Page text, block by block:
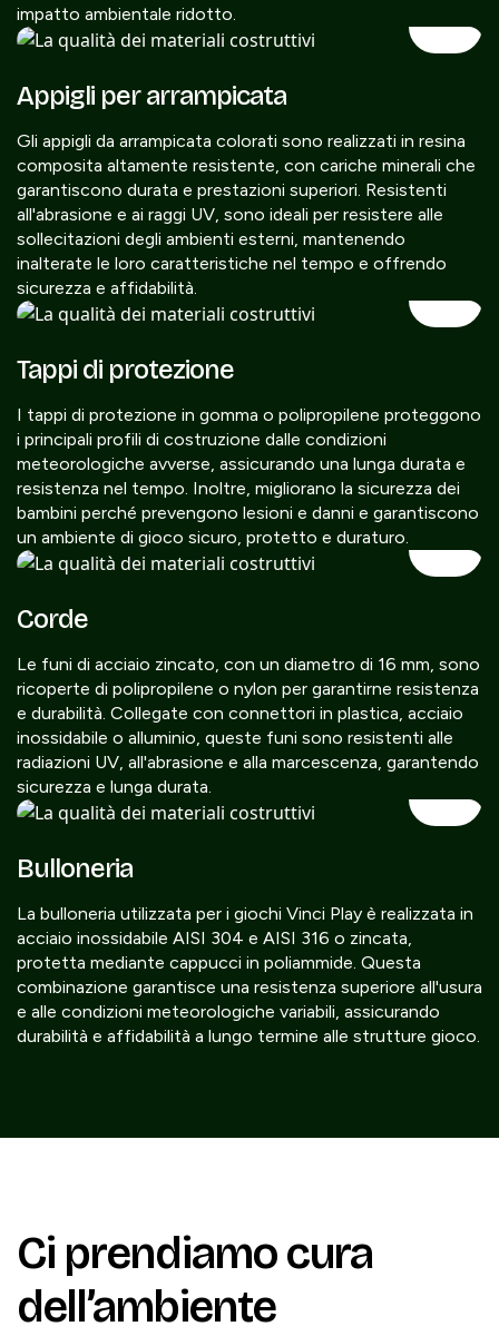
impatto ambientale ridotto.
Appigli per arrampicata
Gli appigli da arrampicata colorati sono realizzati in resina
composita altamente resistente, con cariche minerali che
garantiscono durata e prestazioni superiori. Resistenti
all'abrasione e ai raggi UV, sono ideali per resistere alle
sollecitazioni degli ambienti esterni, mantenendo
inalterate le loro caratteristiche nel tempo e offrendo
sicurezza e affidabilità.
Tappi di protezione
I tappi di protezione in gomma o polipropilene proteggono
i principali profili di costruzione dalle condizioni
meteorologiche avverse, assicurando una lunga durata e
resistenza nel tempo. Inoltre, migliorano la sicurezza dei
bambini perché prevengono lesioni e danni e garantiscono
un ambiente di gioco sicuro, protetto e duraturo.
Corde
Le funi di acciaio zincato, con un diametro di 16 mm, sono
ricoperte di polipropilene o nylon per garantirne resistenza
e durabilità. Collegate con connettori in plastica, acciaio
inossidabile o alluminio, queste funi sono resistenti alle
radiazioni UV, all'abrasione e alla marcescenza, garantendo
sicurezza e lunga durata.
Bulloneria
La bulloneria utilizzata per i giochi Vinci Play è realizzata in
acciaio inossidabile AISI 304 e AISI 316 o zincata,
protetta mediante cappucci in poliammide. Questa
combinazione garantisce una resistenza superiore all'usura
e alle condizioni meteorologiche variabili, assicurando
durabilità e affidabilità a lungo termine alle strutture gioco.
Ci prendiamo cura
dell’ambiente